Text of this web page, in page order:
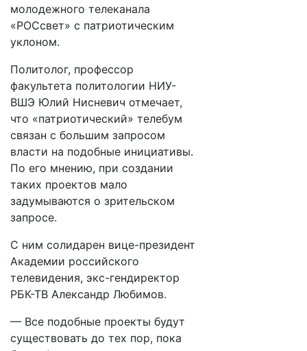
молодежного телеканала
«РОСсвет» с патриотическим
уклоном.
Политолог, профессор
факультета политологии НИУ-
ВШЭ Юлий Нисневич отмечает,
что «патриотический» телебум
связан с большим запросом
власти на подобные инициативы.
По его мнению, при создании
таких проектов мало
задумываются о зрительском
запросе.
С ним солидарен вице-президент
Академии российского
телевидения, экс-гендиректор
РБК-ТВ Александр Любимов.
— Все подобные проекты будут
существовать до тех пор, пока